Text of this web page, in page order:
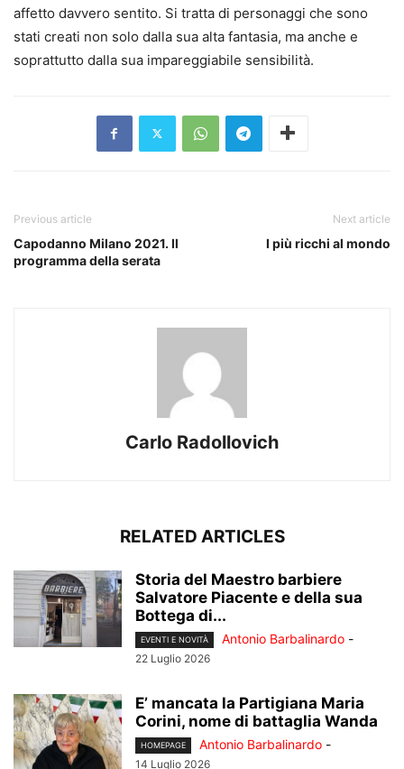
affetto davvero sentito. Si tratta di personaggi che sono
stati creati non solo dalla sua alta fantasia, ma anche e
soprattutto dalla sua impareggiabile sensibilità.
Previous article
Capodanno Milano 2021. Il
programma della serata
Next article
I più ricchi al mondo
Carlo Radollovich
RELATED ARTICLES
Storia del Maestro barbiere
Salvatore Piacente e della sua
Bottega di...
EVENTI E NOVITÀ Antonio Barbalinardo -
22 Luglio 2026
E’ mancata la Partigiana Maria
Corini, nome di battaglia Wanda
HOMEPAGE Antonio Barbalinardo -
14 Luglio 2026